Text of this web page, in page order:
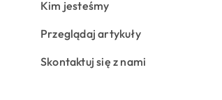
Kim jesteśmy
Przeglądaj artykuły
Skontaktuj się z nami